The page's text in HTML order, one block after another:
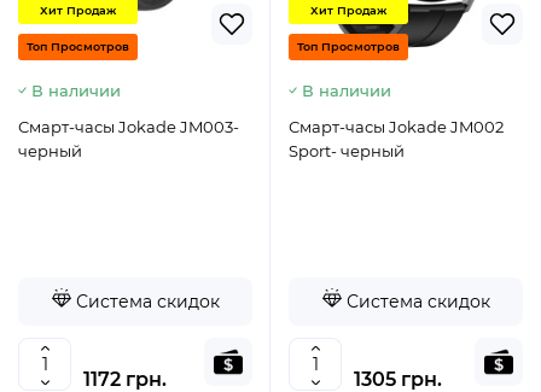
Хит Продаж
Топ Просмотров
В наличии
Смарт-часы Jokade JM003-
черный
Система скидок
1172 грн.
Хит Продаж
Топ Просмотров
В наличии
Смарт-часы Jokade JM002
Sport- черный
Система скидок
1305 грн.